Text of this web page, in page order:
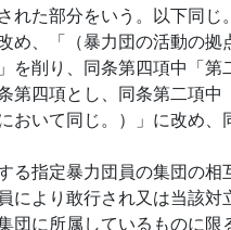
れた部分をいう。以下同じ
め、「（暴力団の活動の拠
削り、同条第四項中「第
第四項とし、同条第二項中
おいて同じ。）」に改め、
指定暴力団員の集団の相
により敢行され又は当該対
団に所属しているものに限